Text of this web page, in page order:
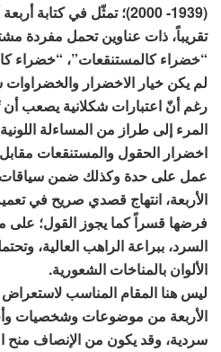
(1939- 2000)؛ تمثّل في
تقريباً، ذات عناوين تحمل مفردة
“خضراء كالمستنقعات”، “خضراء
لم يكن خيار الاخضرار
رغم أنّ اعتبارات شكلانية يصعب أن
المرء إلى طراز من المساءلة
اخضرار الحقول والمستنقعات
عمل على حدة وكذلك ضمن سياقات
الأربعة، انتهاج قصدي صريح في
فرضها قسراً كما يجوز القول؛
السرد، ببراعة الراهب العالية،
الألوان بالمناخات الشعورية.
ليس هنا المقام المناسب
الأربعة من موضوعات وشخصيات
سردية، وقد يكون من الإنصاف